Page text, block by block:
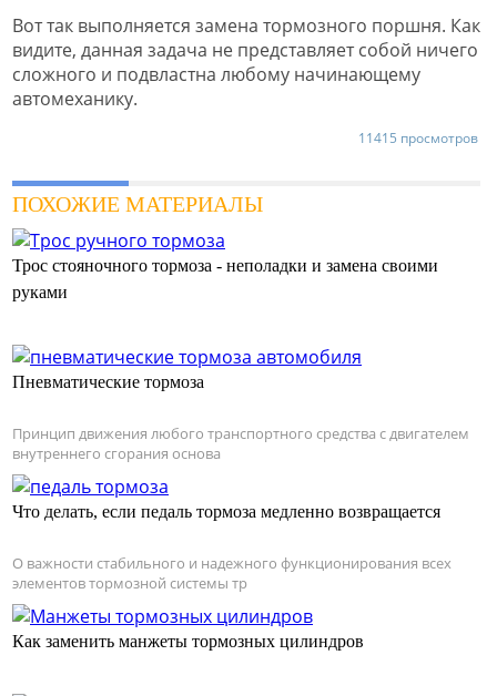
Вот так выполняется замена тормозного поршня. Как
видите, данная задача не представляет собой ничего
сложного и подвластна любому начинающему
автомеханику.
11415 просмотров
ПОХОЖИЕ МАТЕРИАЛЫ
Трос стояночного тормоза - неполадки и замена своими
руками
Пневматические тормоза
Принцип движения любого транспортного средства с двигателем
внутреннего сгорания основа
Что делать, если педаль тормоза медленно возвращается
О важности стабильного и надежного функционирования всех
элементов тормозной системы тр
Как заменить манжеты тормозных цилиндров